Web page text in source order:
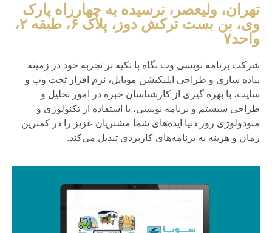
تهران، ولیعصر، نرسیده به چهارراه پارک
وی، بن بست ترکش دوز، پلاک ۶، طبقه ۲،
واحد۷
شرکت برنامه نویسی وب نگاه با تکیه بر تجربه خود در زمینه
پیاده سازی و طراحی اپلیکیشن موبایل، نرم افزار تحت وب و
سایت، با بهره گیری از کارشناسان خبره در امور تحلیل و
طراحی سیستم و برنامه نویسی، با استفاده از تکنولوژی و
متودولوژی روز دنیا ایده‌های شما مشتریان عزیز را در کمترین
زمان و هزینه به برنامه‌های کاربردی تبدیل می‌کند.